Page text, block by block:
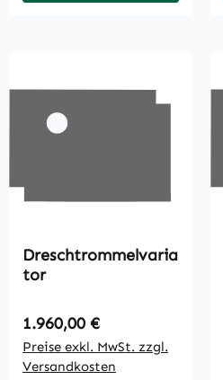
Dreschtrommelvaria
tor
Regulärer Preis:
1.960,00 €
Preise exkl. MwSt. zzgl.
Versandkosten